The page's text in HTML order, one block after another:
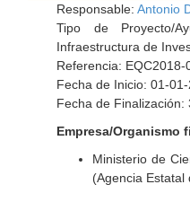
Responsable: Antonio
Tipo de Proyecto/
Infraestructura de
Referencia: EQC2018-
Fecha de Inicio: 01-
Fecha de Finalización:
Empresa/Organismo
Ministerio de
(Agencia Estatal